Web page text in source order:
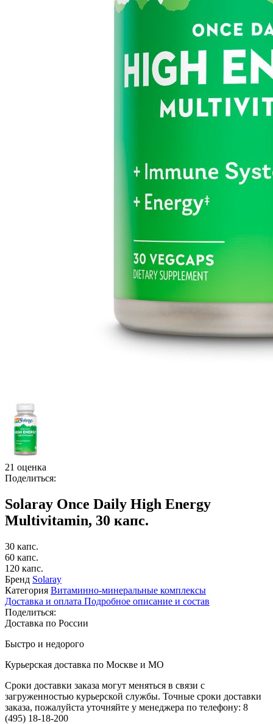
21 оценка
Поделиться:
Solaray Once Daily High Energy
Multivitamin, 30 капс.
30 капс.
60 капс.
120 капс.
Бренд Solaray
Категория Витаминно-минеральные комплексы
Доставка и оплата Подробное описание и состав
Поделиться:
Доставка по России
Быстро и недорого
Курьерская доставка по Москве и МО
Сроки доставки заказа могут меняться в связи с
загруженностью курьерской службы. Точные сроки доставки
заказа, пожалуйста уточняйте у менеджера по телефону: 8
(495) 18-18-200